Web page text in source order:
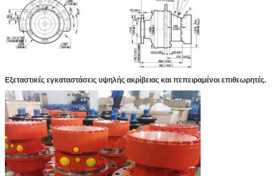
Εξεταστικές εγκαταστάσεις υψηλής ακρίβειας και πεπειραμένοι επιθεωρητές.